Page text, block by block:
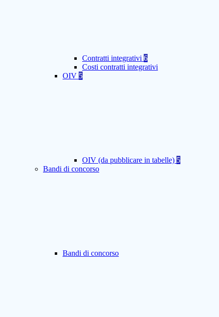
Contratti integrativi 6
Costi contratti integrativi
OIV 5
OIV (da pubblicare in tabelle) 5
Bandi di concorso
Bandi di concorso